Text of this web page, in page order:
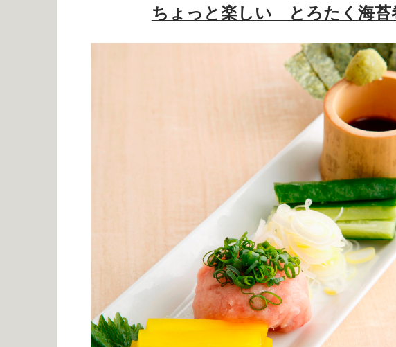
ちょっと楽しい とろたく海苔